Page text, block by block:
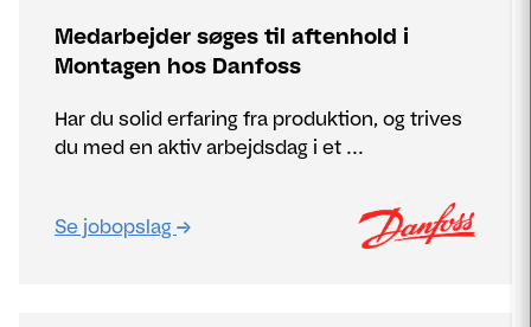
Medarbejder søges til aftenhold i
Montagen hos Danfoss
Har du solid erfaring fra produktion, og trives
du med en aktiv arbejdsdag i et ...
Se jobopslag